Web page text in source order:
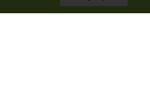
Címeim